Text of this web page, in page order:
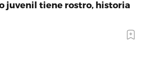
juvenil tiene rostro, historia